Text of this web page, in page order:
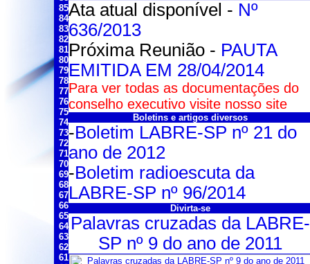
85
84
83
82
81
80
79
78
77
76
75
74
73
72
71
70
69
68
67
66
65
64
63
62
61
Ata atual disponível - Nº
636/2013
Próxima Reunião - PAUTA
EMITIDA EM 28/04/2014
Para ver todas as documentações do
conselho executivo visite nosso site
Boletins e artigos diversos
-Boletim LABRE-SP nº 21 do
ano de 2012
-Boletim radioescuta da
LABRE-SP nº 96/2014
Divirta-se
Palavras cruzadas da LABRE-
SP nº 9 do ano de 2011